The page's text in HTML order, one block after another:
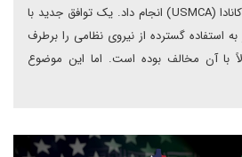
ایالات متحده – مکزیک – کانادا (USMCA) انجام داد. یک توافق جدید با
استفاده گسترده از نیروی نظامی را برطرف
با آن مخالف بوده است. اما این موضوع